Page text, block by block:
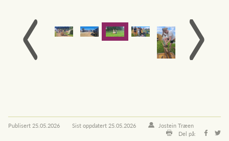
Publisert 25.05.2026 Sist oppdatert 25.05.2026
Jostein Træen
Del på: